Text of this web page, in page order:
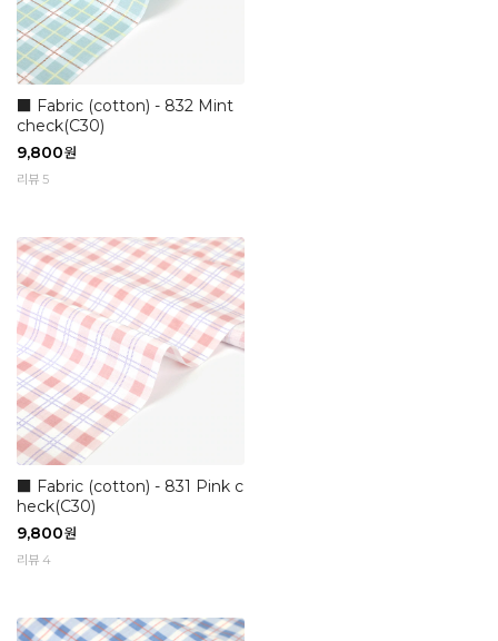
■ Fabric (cotton) - 832 Mint
check(C30)
9,800원
리뷰 5
■ Fabric (cotton) - 831 Pink c
heck(C30)
9,800원
리뷰 4